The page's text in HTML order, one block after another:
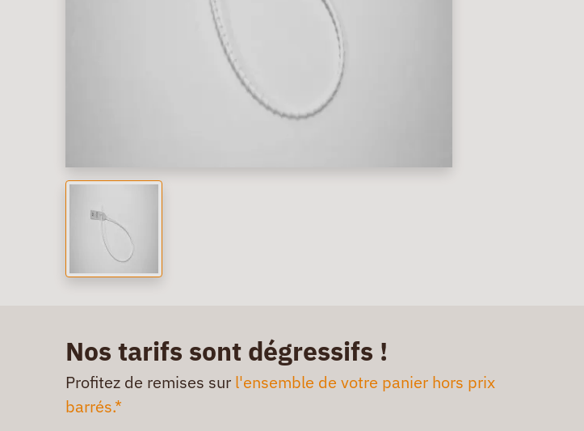
Nos tarifs sont dégressifs !
Profitez de remises sur l'ensemble de votre panier hors prix
barrés.*